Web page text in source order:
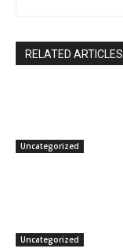
RELATED ARTICLES
Uncategorized
Uncategorized